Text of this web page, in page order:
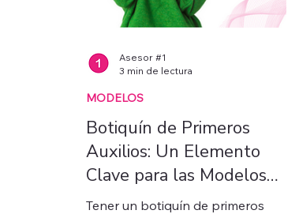
Botiquín de Primeros
Auxilios: Un Elemento
Clave para las Modelos
Webcam.
Tener un botiquín de primeros
MODELOS
Asesor #1
3 min de lectura